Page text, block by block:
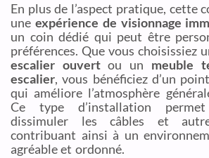
En plus de l’aspect pratique, cette
une expérience de visionnage
un coin dédié qui peut être
préférences. Que vous choisissiez
escalier ouvertou un meuble
escalier, vous bénéficiez d’un
qui améliore l’atmosphère
Ce type d’installation
dissimuler les câbles et
contribuant ainsi à un
agréable et ordonné.